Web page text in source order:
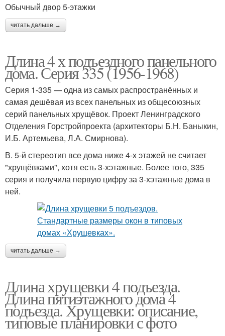
Обычный двор 5-этажки
читать дальше →
Длина 4 х подъездного панельного
дома. Серия 335 (1956-1968)
Серия 1-335 — одна из самых распространённых и
самая дешёвая из всех панельных из общесоюзных
серий панельных хрущёвок. Проект Ленинградского
Отделения Горстройпроекта (архитекторы Б.Н. Баныкин,
И.Б. Артемьева, Л.А. Смирнова).
В. 5-й стереотип все дома ниже 4-х этажей не считает
"хрущёвками", хотя есть 3-хэтажные. Более того, 335
серия и получила первую цифру за 3-хэтажные дома в
ней.
читать дальше →
Длина хрущевки 4 подъезда.
Длина пятиэтажного дома 4
подъезда. Хрущевки: описание,
типовые планировки с фото